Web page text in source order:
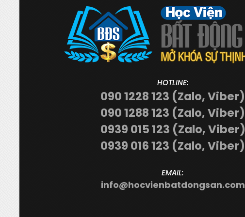
HOTLINE:
090 1228 123 (Zalo, Viber)
090 1288 123 (Zalo, Viber)
0939 015 123 (Zalo, Viber)
0939 016 123 (Zalo, Viber)
EMAIL:
info@hocvienbatdongsan.com